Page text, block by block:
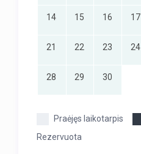
14 15 16 17
21 22 23 24
28 29 30
Praėjęs laikotarpis
Rezervuota